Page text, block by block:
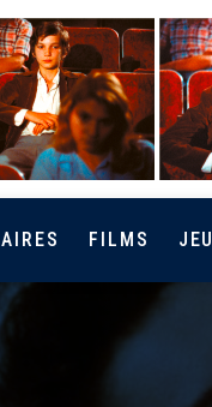
FILMS